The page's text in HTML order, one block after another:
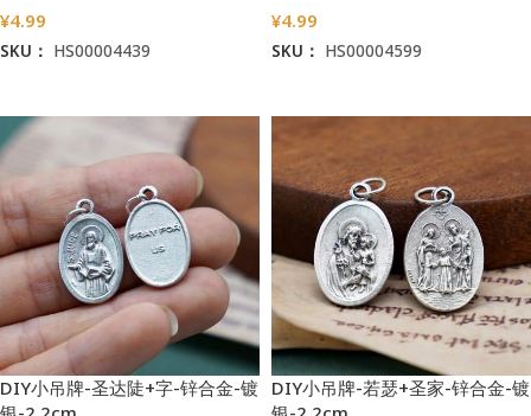
¥4.99
SKU： HS00004439
¥4.99
SKU： HS00004599
DIY小吊牌-圣达陡+字-锌合金-镀 DIY小吊牌-若瑟+圣家-锌合金-镀